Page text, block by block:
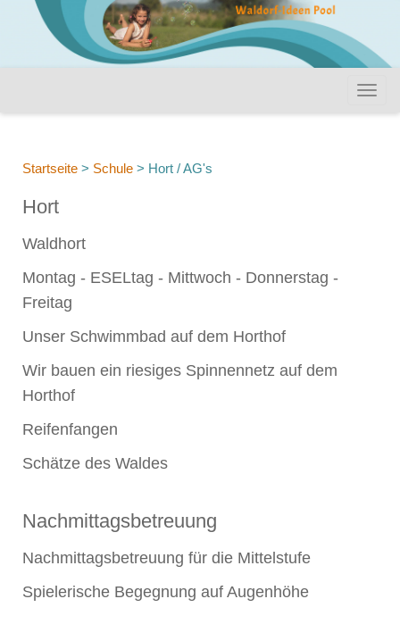
Startseite > Schule > Hort / AG's
Hort
Waldhort
Montag - ESELtag - Mittwoch - Donnerstag -
Freitag
Unser Schwimmbad auf dem Horthof
Wir bauen ein riesiges Spinnennetz auf dem
Horthof
Reifenfangen
Schätze des Waldes
Nachmittagsbetreuung
Nachmittagsbetreuung für die Mittelstufe
Spielerische Begegnung auf Augenhöhe